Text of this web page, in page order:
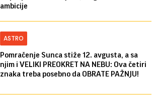
ambicije
ASTRO
Pomračenje Sunca stiže 12. avgusta, a sa
njim i VELIKI PREOKRET NA NEBU: Ova četiri
znaka treba posebno da OBRATE PAŽNJU!